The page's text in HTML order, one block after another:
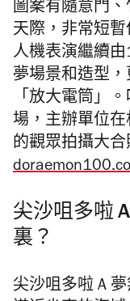
圖案有隨意門
天際，非常短
人機表演繼續
夢場景和造型，
「放大電筒」
場，主辦單位
的觀眾拍攝大
尖沙咀多啦
裏？
尖沙咀多啦 A